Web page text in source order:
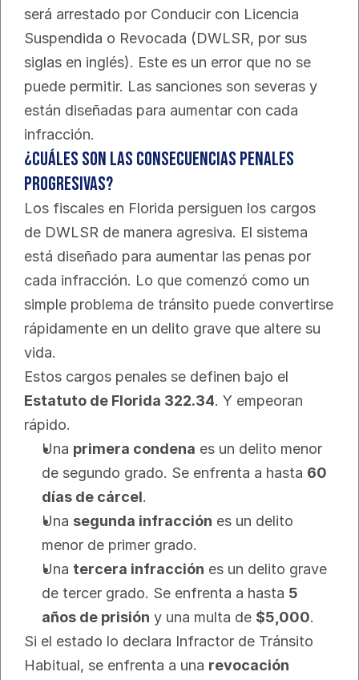
será arrestado por Conducir con Licencia
Suspendida o Revocada (DWLSR, por sus
siglas en inglés). Este es un error que no se
puede permitir. Las sanciones son severas y
están diseñadas para aumentar con cada
infracción.
¿Cuáles son las consecuencias penales
progresivas?
Los fiscales en Florida persiguen los cargos
de DWLSR de manera agresiva. El sistema
está diseñado para aumentar las penas por
cada infracción. Lo que comenzó como un
simple problema de tránsito puede convertirse
rápidamente en un delito grave que altere su
vida.
Estatuto de Florida 322.34. Y empeoran
rápido.
Una primera condena es un delito menor
de segundo grado. Se enfrenta a hasta 60
días de cárcel.
Una segunda infracción es un delito
menor de primer grado.
Una tercera infracción es un delito grave
de tercer grado. Se enfrenta a hasta 5
años de prisión y una multa de $5,000.
Si el estado lo declara Infractor de Tránsito
Habitual, se enfrenta a una revocación